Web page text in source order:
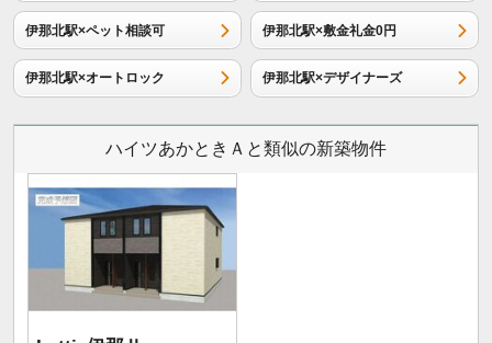
伊那北駅×ペット相談可 伊那北駅×敷金礼金0円
伊那北駅×オートロック 伊那北駅×デザイナーズ
ハイツあかときＡと類似の新築物件